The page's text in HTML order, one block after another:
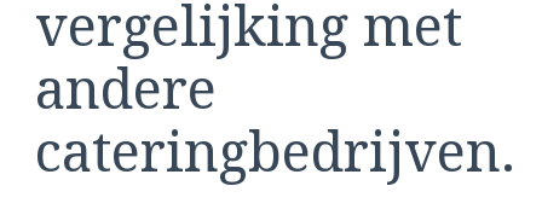
vergelijking met
andere
cateringbedrijven.